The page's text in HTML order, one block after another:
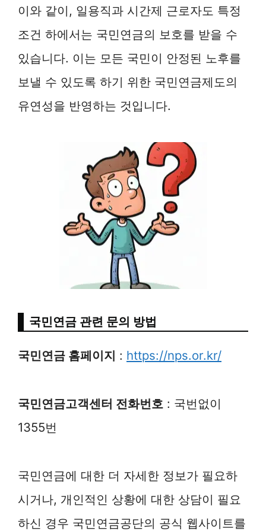
이와 같이, 일용직과 시간제 근로자도 특정
조건 하에서는 국민연금의 보호를 받을 수
있습니다. 이는 모든 국민이 안정된 노후를
보낼 수 있도록 하기 위한 국민연금제도의
유연성을 반영하는 것입니다.
국민연금 관련 문의 방법
국민연금 홈페이지 : https://nps.or.kr/
국민연금고객센터 전화번호 : 국번없이
1355번
국민연금에 대한 더 자세한 정보가 필요하
시거나, 개인적인 상황에 대한 상담이 필요
하신 경우 국민연금공단의 공식 웹사이트를